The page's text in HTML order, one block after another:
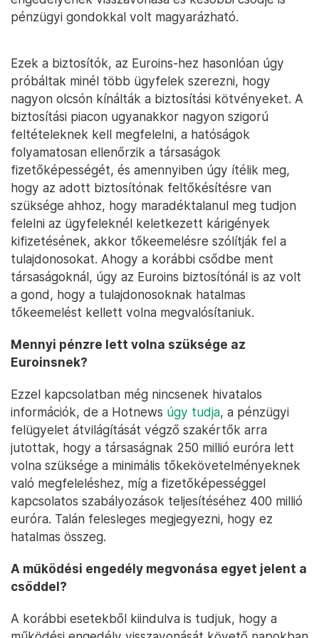
pénzügyi gondokkal volt magyarázható.
Ezek a biztosítók, az Euroins-hez hasonlóan úgy
próbáltak minél több ügyfelek szerezni, hogy
nagyon olcsón kínálták a biztosítási kötvényeket. A
biztosítási piacon ugyanakkor nagyon szigorú
feltételeknek kell megfelelni, a hatóságok
folyamatosan ellenőrzik a társaságok
fizetőképességét, és amennyiben úgy ítélik meg,
hogy az adott biztosítónak feltőkésítésre van
szüksége ahhoz, hogy maradéktalanul meg tudjon
felelni az ügyfeleknél keletkezett kárigények
kifizetésének, akkor tőkeemelésre szólítják fel a
tulajdonosokat. Ahogy a korábbi csődbe ment
társaságoknál, úgy az Euroins biztosítónál is az volt
a gond, hogy a tulajdonosoknak hatalmas
tőkeemelést kellett volna megvalósítaniuk.
Mennyi pénzre lett volna szüksége az
Euroinsnek?
Ezzel kapcsolatban még nincsenek hivatalos
információk, de a Hotnews úgy tudja, a pénzügyi
felügyelet átvilágítását végző szakértők arra
jutottak, hogy a társaságnak 250 millió euróra lett
volna szüksége a minimális tőkekövetelményeknek
való megfeleléshez, míg a fizetőképességgel
kapcsolatos szabályozások teljesítéséhez 400 millió
euróra. Talán felesleges megjegyezni, hogy ez
hatalmas összeg.
A működési engedély megvonása egyet jelent a
csőddel?
A korábbi esetekből kiindulva is tudjuk, hogy a